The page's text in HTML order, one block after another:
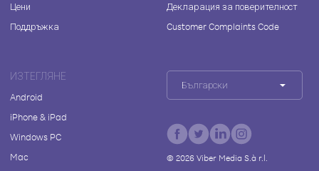
Цени
Поддръжка
Декларация за поверителност
Customer Complaints Code
ИЗТЕГЛЯНЕ
Android
iPhone & iPad
Windows PC
Mac
Български
© 2026Viber Media S.à r.l.